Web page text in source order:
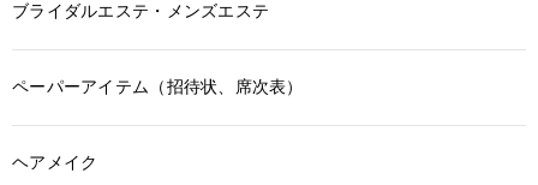
ブライダルエステ・メンズエステ
ペーパーアイテム（招待状、席次表）
ヘアメイク